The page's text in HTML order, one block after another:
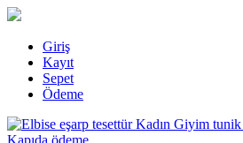
Skip
content
Giriş
Kayıt
Sepet
Ödeme